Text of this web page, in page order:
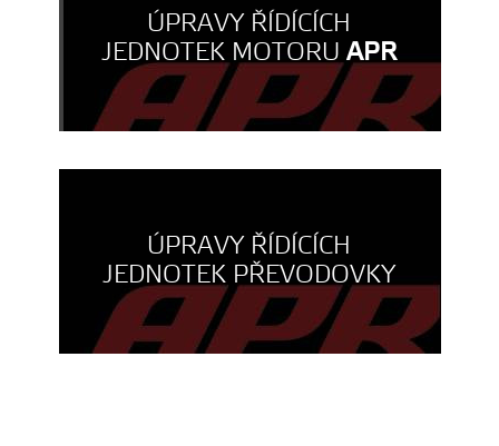
ÚPRAVY ŘÍDÍCÍCH
JEDNOTEK MOTORUAPR
ÚPRAVY ŘÍDÍCÍCH
JEDNOTEK PŘEVODOVKY